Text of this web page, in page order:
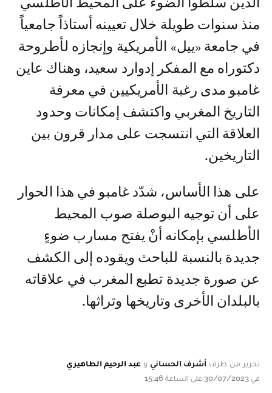
الذين سلطّوا الضوء على المحيط الأطلسي
منذ سنوات طويلة خلال تعيينه أستاذاً جامعياً
في جامعة «ييل» الأمريكية وإنجازه لأطروحة
دكتوراه مع المفكر إدوارد سعيد، وهناك عاين
غامبو مدى رغبة الأمريكيين في معرفة
التاريخ المغربي واكتشف إمكانات وحدود
العلاقة التي انتسجت على مدار قرون بين
التاريخين.
على هذا الأساس، شدّد غامبو في هذا الحوار
على أن توجيه البوصلة صوب المحيط
الأطلسي بإمكانه أنْ يفتح مسارب ضوءٍ
جديدة بالنسبة للباحث ويقوده إلى الكشف
عن صورة جديدة تطبع المغرب في علاقاته
بالبلدان الأخرى وتاريخها وتراثها.
تحرير من طرف أشرف الحساني و عبد الرحيم الطاهيري
في 30/07/2023 على الساعة 15:46